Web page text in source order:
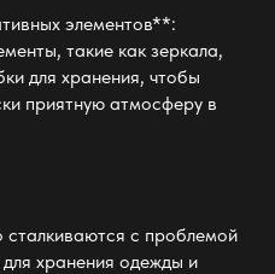
элементов**:
такие как зеркала,
для хранения, чтобы
приятную атмосферу в
с проблемой
хранения одежды и